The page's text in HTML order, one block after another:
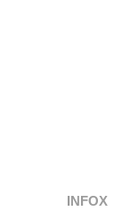
INFOX